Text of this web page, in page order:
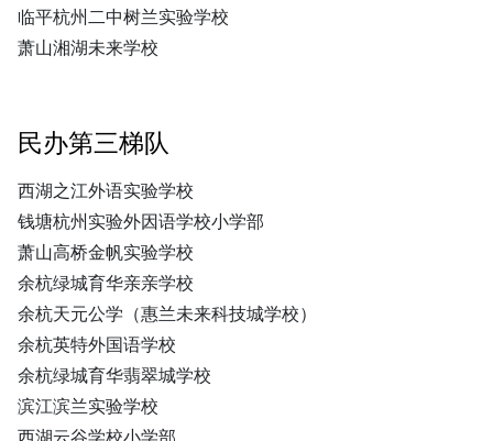
临平杭州二中树兰实验学校
萧山湘湖未来学校
民办第三梯队
西湖之江外语实验学校
钱塘杭州实验外因语学校小学部
萧山高桥金帆实验学校
余杭绿城育华亲亲学校
余杭天元公学（惠兰未来科技城学校）
余杭英特外国语学校
余杭绿城育华翡翠城学校
滨江滨兰实验学校